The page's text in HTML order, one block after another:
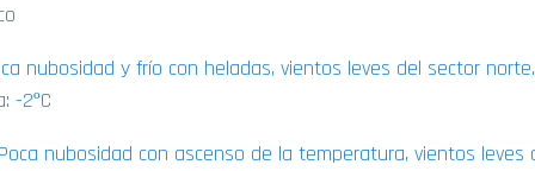
nubosidad y frío con heladas, vientos leves del sector
-2ºC
nubosidad con ascenso de la temperatura, vientos leves